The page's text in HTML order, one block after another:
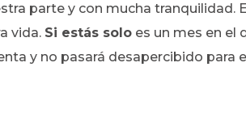
parte y con mucha tranquilidad.
vida. Si estás solo es un mes en el
y no pasará desapercibido para